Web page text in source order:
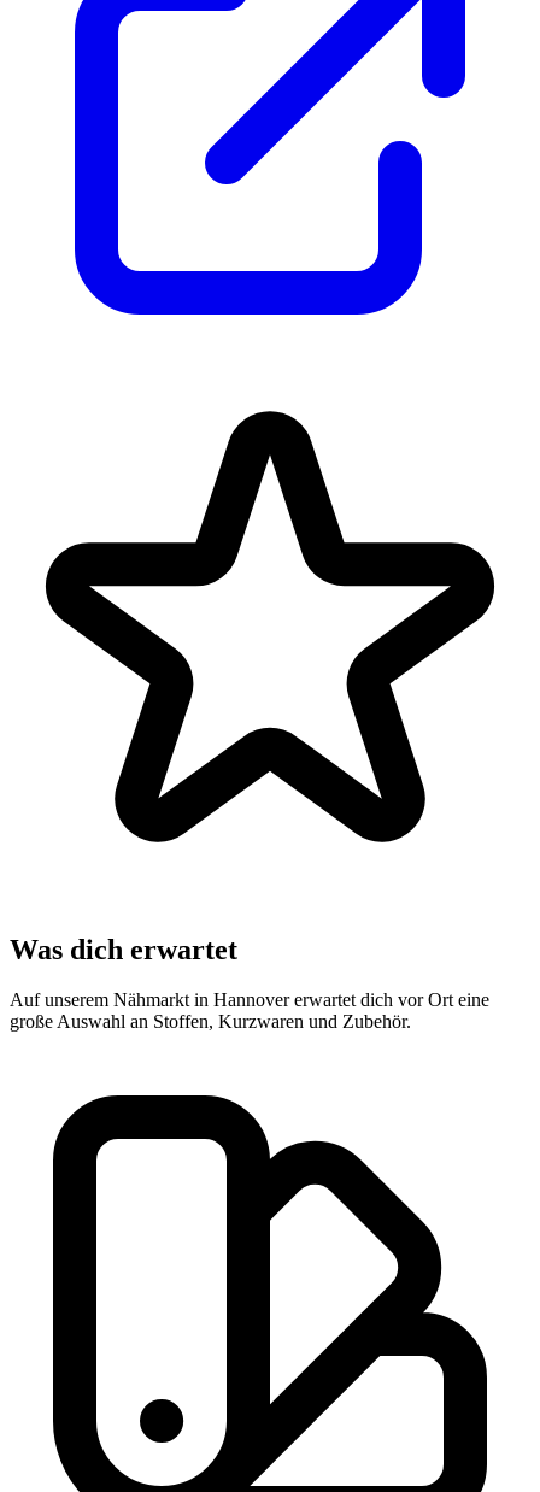
Was dich erwartet
Auf unserem Nähmarkt in Hannover erwartet dich vor Ort eine
große Auswahl an Stoffen, Kurzwaren und Zubehör.